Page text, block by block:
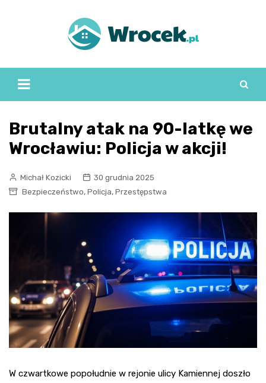
Brutalny atak na 90-latkę we
Wrocławiu: Policja w akcji!
Michał Kozicki
30 grudnia 2025
Bezpieczeństwo, Policja, Przestępstwa
W czwartkowe popołudnie w rejonie ulicy Kamiennej doszło